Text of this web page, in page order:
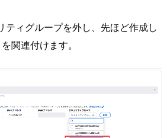
ティグループを外し、先ほど作成し
関連付けます。